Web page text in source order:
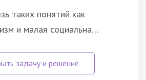
таких понятий как
и малая социальна…